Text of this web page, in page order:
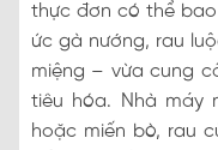
thực đơn có thể
ức gà nướng, rau
miệng – vừa cung
tiêu hóa. Nhà máy
hoặc miến bò, rau